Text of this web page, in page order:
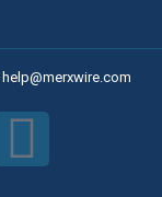
help@merxwire.com